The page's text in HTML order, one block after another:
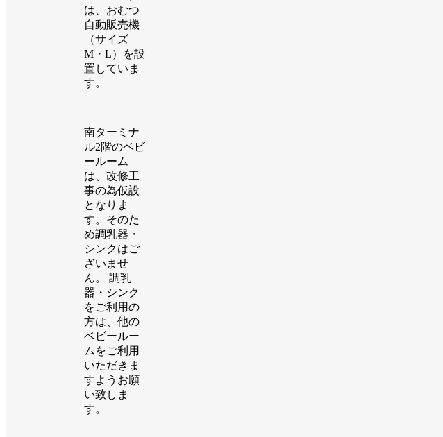
は、おむつ
自動販売機
（サイズ
M・L）を設
置していま
す。
南ターミナ
ル2階のベビ
ールーム
は、改修工
事の為仮設
となりま
す。そのた
め調乳器・
シンクはご
ざいませ
ん。 調乳
器・シンク
をご利用の
方は、他の
ベビールー
ムをご利用
いただきま
すようお願
い致しま
す。